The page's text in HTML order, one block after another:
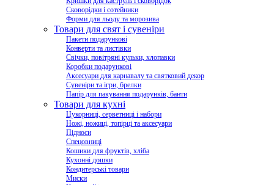
Сковорідки і сотейники
Форми для льоду та морозива
Товари для свят і сувеніри
Пакети подарункові
Конверти та листівки
Свічки, повітряні кульки, хлопавки
Коробки подарункові
Аксесуари для карнавалу та святковий декор
Сувеніри та ігри, брелки
Папір для пакування подарунків, банти
Товари для кухні
Цукорниці, серветниці і набори
Ножі, ножиці, топірці та аксесуари
Підноси
Спецовниці
Кошики для фруктів, хліба
Кухонні дошки
Кондитерські товари
Миски